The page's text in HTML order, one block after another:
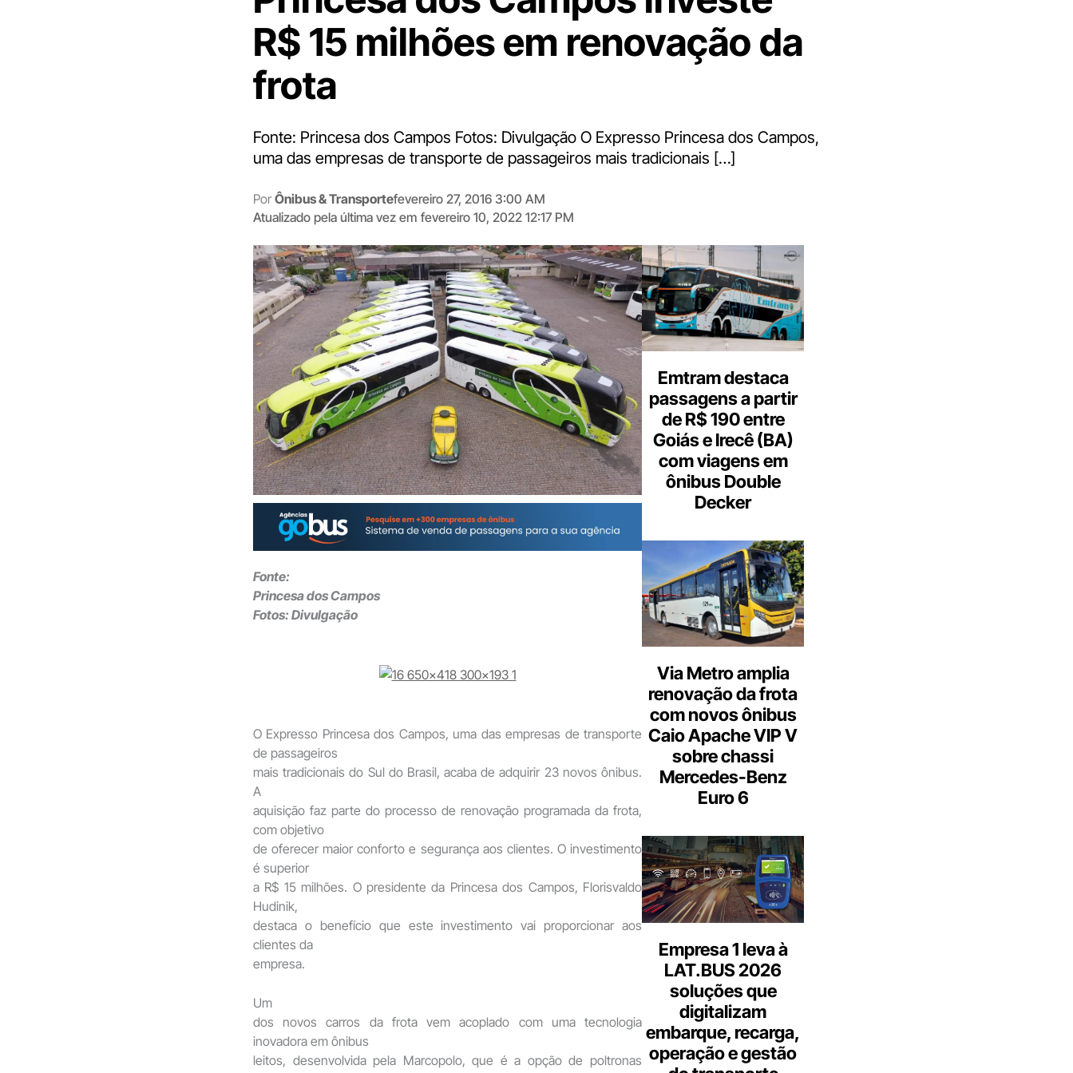
R$ 15 milhões em renovação da
frota
Fonte: Princesa dos Campos Fotos: Divulgação O Expresso Princesa dos Campos,
uma das empresas de transporte de passageiros mais tradicionais […]
Por Ônibus & Transportefevereiro 27, 2016 3:00 AM
Atualizado pela última vez em fevereiro 10, 2022 12:17 PM
Fonte:
Princesa dos Campos
Fotos: Divulgação
O Expresso Princesa dos Campos, uma das empresas de transporte
de passageiros
mais tradicionais do Sul do Brasil, acaba de adquirir 23 novos ônibus.
A
aquisição faz parte do processo de renovação programada da frota,
com objetivo
de oferecer maior conforto e segurança aos clientes. O investimento
é superior
a R$ 15 milhões. O presidente da Princesa dos Campos, Florisvaldo
Hudinik,
destaca o benefício que este investimento vai proporcionar aos
clientes da
empresa.
Um
dos novos carros da frota vem acoplado com uma tecnologia
inovadora em ônibus
leitos, desenvolvida pela Marcopolo, que é a opção de poltronas
Emtram destaca
passagens a partir
de R$ 190 entre
Goiás e Irecê (BA)
com viagens em
ônibus Double
Decker
Via Metro amplia
renovação da frota
com novos ônibus
Caio Apache VIP V
sobre chassi
Mercedes-Benz
Euro 6
Empresa 1 leva à
LAT.BUS 2026
soluções que
digitalizam
embarque, recarga,
operação e gestão
Digite
aqui
o
seu
e-
mail